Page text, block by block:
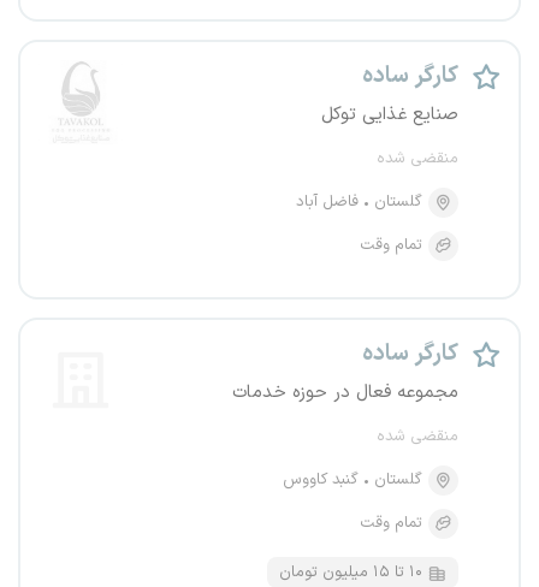
کارگر ساده
صنایع غذایی توکل
منقضی شده
گلستان
فاضل آباد
تمام وقت
کارگر ساده
مجموعه فعال در حوزه خدمات
منقضی شده
گلستان
گنبد کاووس
تمام وقت
۱۰ تا ۱۵ میلیون تومان